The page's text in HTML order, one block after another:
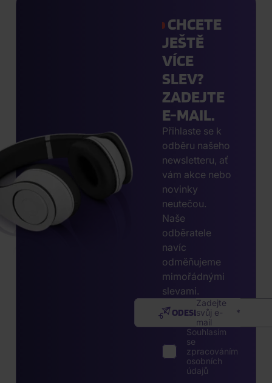
CHCETE
JEŠTĚ
VÍCE
SLEV?
ZADEJTE
E-MAIL.
Přihlaste se k
odběru našeho
newsletteru, ať
vám akce nebo
novinky
neutečou.
Naše
odběratele
navíc
odměňujeme
mimořádnými
slevami.
Zadejte
svůj e-
mail
ODESLAT
Souhlasím
se
zpracováním
osobních
údajů